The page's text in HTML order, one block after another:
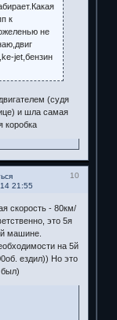
к
не
jet,бензин
(судя
и шла самая
коробка
10
21:55
скорость - 80км/
это 5я
машине.
на 5й
ездил)) Но это